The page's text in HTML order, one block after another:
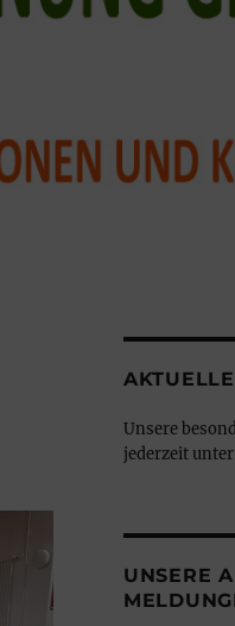
Unsere
jederzeit unter
UNSERE